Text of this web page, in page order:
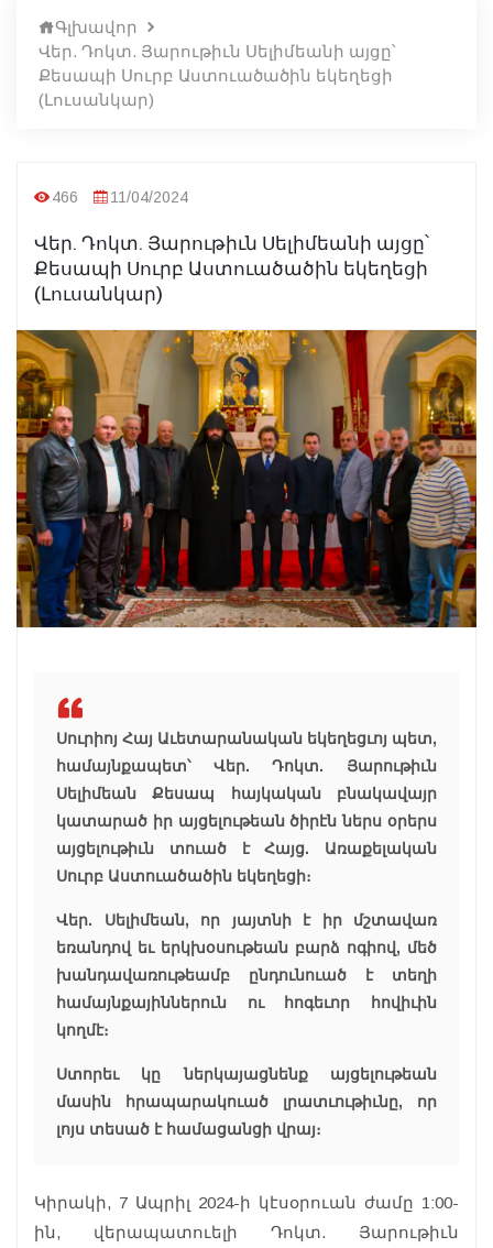
Գլխավոր
Վեր. Դոկտ. Յարութիւն Սելիմեանի այցը՝
Քեսապի Սուրբ Աստուածածին եկեղեցի
(Լուսանկար)
466 11/04/2024
Վեր. Դոկտ. Յարութիւն Սելիմեանի այցը՝
Քեսապի Սուրբ Աստուածածին եկեղեցի
(Լուսանկար)
Սուրիոյ Հայ Աւետարանական եկեղեցւոյ պետ,
համայնքապետ՝ Վեր. Դոկտ. Յարութիւն
Սելիմեան Քեսապ հայկական բնակավայր
կատարած իր այցելութեան ծիրէն ներս օրերս
այցելութիւն տուած է Հայց. Առաքելական
Սուրբ Աստուածածին եկեղեցի։
Վեր. Սելիմեան, որ յայտնի է իր մշտավառ
եռանդով եւ երկխօսութեան բարձ ոգիով, մեծ
խանդավառութեամբ ընդունուած է տեղի
համայնքայիններուն ու հոգեւոր հովիւին
կողմէ։
Ստորեւ կը ներկայացնենք այցելութեան
մասին հրապարակուած լրատւութիւնը, որ
լոյս տեսած է համացանցի վրայ։
Կիրակի, 7 Ապրիլ 2024-ի կէսօրուան ժամը 1:00-
ին, վերապատուելի Դոկտ. Յարութիւն